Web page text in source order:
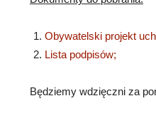
Obywatelski projekt
Lista podpisów;
Będziemy wdzięczni za